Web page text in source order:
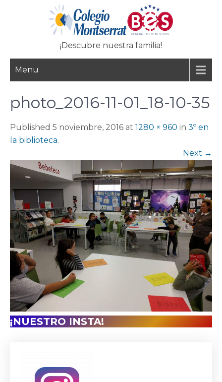
¡Descubre nuestra familia!
Menu
photo_2016-11-01_18-10-35
Published 5 noviembre, 2016 at 1280 × 960 in 3º en
la biblioteca.
Next →
¡NUESTRO INSTA!